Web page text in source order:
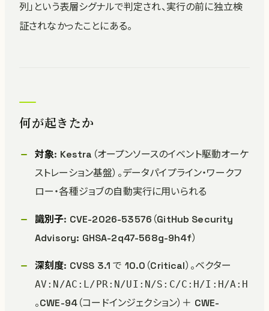
列」という表層シグナルで判定され、実行の前に独立検
証されなかったことにある。
何が起きたか
対象: Kestra（オープンソースのイベント駆動オーケ
ストレーション基盤）。データパイプライン・ワークフ
ロー・各種ジョブの自動実行に用いられる
識別子: CVE-2026-53576（GitHub Security
Advisory: GHSA-2q47-568g-9h4f）
深刻度: CVSS 3.1 で 10.0（Critical）。ベクター
AV:N/AC:L/PR:N/UI:N/S:C/C:H/I:H/A:H
。CWE-94（コードインジェクション）＋ CWE-